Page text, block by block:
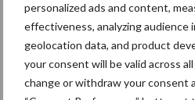
personalized ads and content,
effectiveness, analyzing audience
geolocation data, and product
your consent will be valid across
change or withdraw your consent
raapzaad, 0,25 voor
0,25 voo rander schroot dan van
Bovenstaande is een (zeer)